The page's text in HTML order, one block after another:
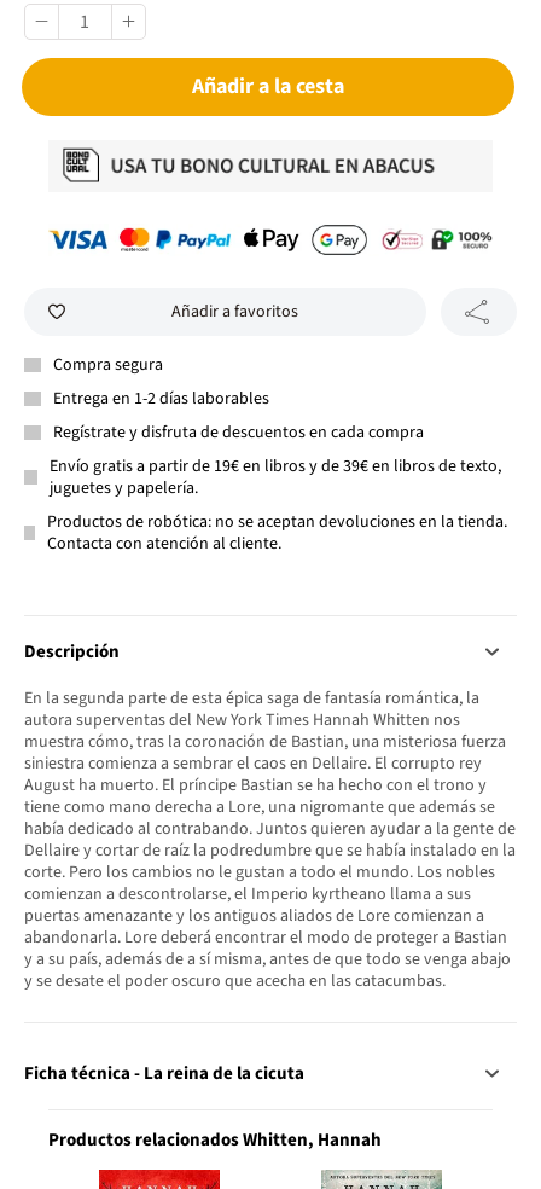
Añadir a la cesta
Añadir a favoritos
Compra segura
Entrega en 1-2 días laborables
Regístrate y disfruta de descuentos en cada compra
Envío gratis a partir de 19€ en libros y de 39€ en libros de texto,
juguetes y papelería.
Productos de robótica: no se aceptan devoluciones en la tienda.
Contacta con atención al cliente.
Descripción
En la segunda parte de esta épica saga de fantasía romántica, la
autora superventas del New York Times Hannah Whitten nos
muestra cómo, tras la coronación de Bastian, una misteriosa fuerza
siniestra comienza a sembrar el caos en Dellaire. El corrupto rey
August ha muerto. El príncipe Bastian se ha hecho con el trono y
tiene como mano derecha a Lore, una nigromante que además se
había dedicado al contrabando. Juntos quieren ayudar a la gente de
Dellaire y cortar de raíz la podredumbre que se había instalado en la
corte. Pero los cambios no le gustan a todo el mundo. Los nobles
comienzan a descontrolarse, el Imperio kyrtheano llama a sus
puertas amenazante y los antiguos aliados de Lore comienzan a
abandonarla. Lore deberá encontrar el modo de proteger a Bastian
y a su país, además de a sí misma, antes de que todo se venga abajo
y se desate el poder oscuro que acecha en las catacumbas.
Ficha técnica - La reina de la cicuta
Productos relacionados Whitten, Hannah